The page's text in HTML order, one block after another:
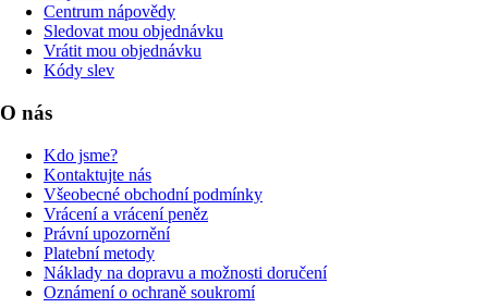
Centrum nápovědy
Sledovat mou objednávku
Vrátit mou objednávku
Kódy slev
O nás
Kdo jsme?
Kontaktujte nás
Všeobecné obchodní podmínky
Vrácení a vrácení peněz
Právní upozornění
Platební metody
Náklady na dopravu a možnosti doručení
Oznámení o ochraně soukromí